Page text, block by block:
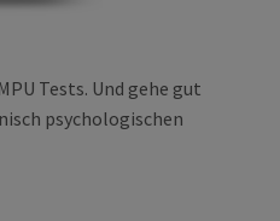
Tests. Und gehe gut
psychologischen